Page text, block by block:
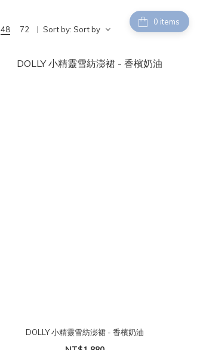
items
48 72 Sort by: Sort by
DOLLY 小精靈雪紡澎裙 - 香檳奶油